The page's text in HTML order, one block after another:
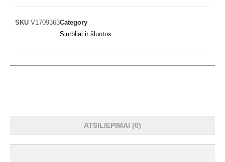
SKU V1709363Category
Siurbliai ir šluotos
ATSILIEPIMAI (0)